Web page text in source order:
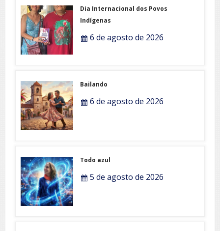
Dia Internacional dos Povos
Indígenas
6 de agosto de 2026
Bailando
6 de agosto de 2026
Todo azul
5 de agosto de 2026